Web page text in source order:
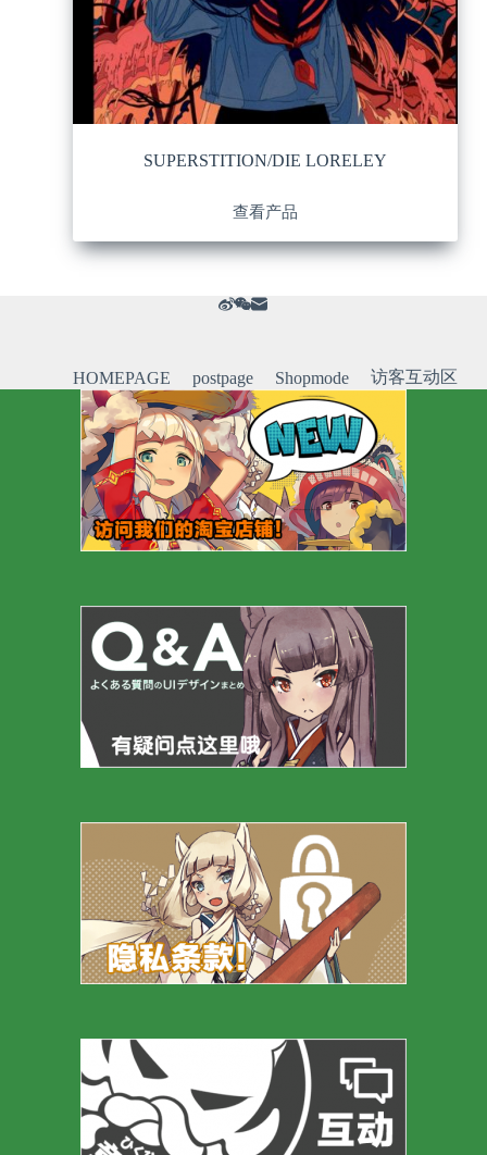
SUPERSTITION/DIE LORELEY
查看产品
HOMEPAGE postpage Shopmode 访客互动区